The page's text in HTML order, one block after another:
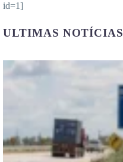
id=1]
ULTIMAS NOTÍCIAS